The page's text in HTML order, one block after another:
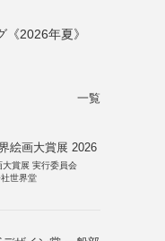
2026年夏》
一覧
絵画大賞展 2026
大賞展 実行委員会
世界堂